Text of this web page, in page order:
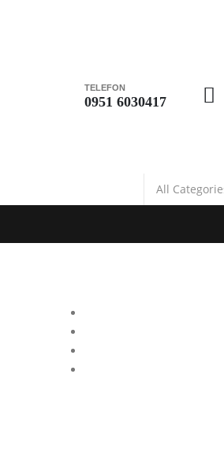
TELEFON
0951 6030417